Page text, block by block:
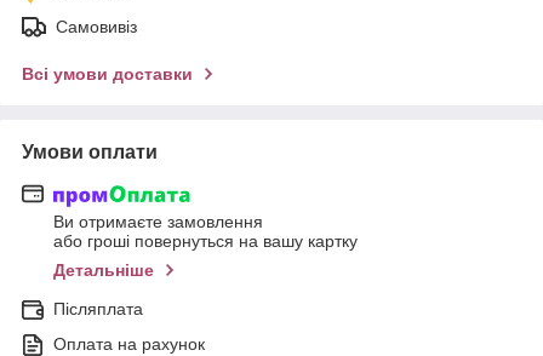
Самовивіз
Всі умови доставки
Умови оплати
Ви отримаєте замовлення
або гроші повернуться на вашу картку
Детальніше
Післяплата
Оплата на рахунок